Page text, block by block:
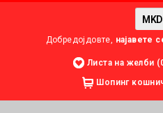
Добредојдовте, најавете
Листа на желби
Шопинг